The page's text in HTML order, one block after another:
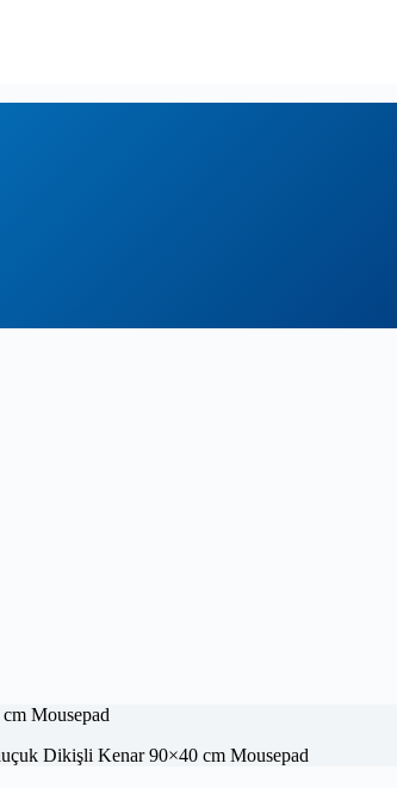
Dikişli Kenar 90×40 cm Mousepad